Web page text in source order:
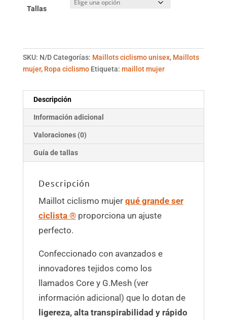
Tallas
SKU: N/D Categorías: Maillots ciclismo unisex, Maillots
mujer, Ropa ciclismo Etiqueta: maillot mujer
Descripción
Información adicional
Valoraciones (0)
Guía de tallas
Descripción
Maillot ciclismo mujer qué grande ser
ciclista ®proporciona un ajuste
perfecto.
Confeccionado con avanzados e
innovadores tejidos como los
llamados Core y G.Mesh (ver
información adicional) que lo dotan de
ligereza, alta transpirabilidad y rápido